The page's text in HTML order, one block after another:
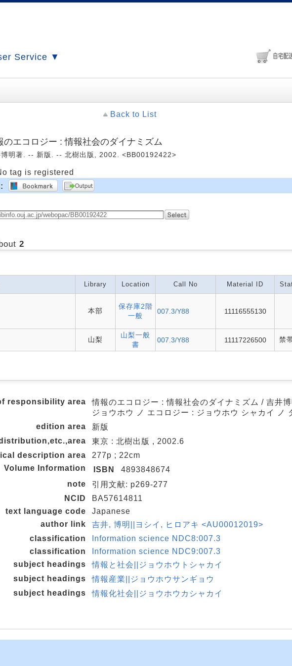
Service ▼
Back to List
のエコロジー : 情報社会のダイナミズム
博明著. -- 新版. -- 北樹出版, 2002. <BB00192422>
tag is registered
2
Library Location Call No Material ID
本部
保存庫2階
一般
007.3/Y88 11116555130
山梨
山梨一般
書
007.3/Y88 11117226500 禁
responsibility area
情報のエコロジー : 情報社会のダイナミズム / 吉井
ジョウホウ ノ エコロジー : ジョウホウ シャカイ ノ
edition area
新版
東京 : 北樹出版 , 2002.6
description area
277p ; 22cm
Volume Information
ISBN
4893848674
note
引用文献: p269-277
NCID
BA57614811
text language code
Japanese
author link
吉井, 博明||ヨシイ, ヒロアキ <AU00012019>
classification
Information science NDC8:007.3
classification
Information science NDC9:007.3
subject headings
情報と社会||ジョウホウトシャカイ
subject headings
情報産業||ジョウホウサンギョウ
subject headings
情報化社会||ジョウホウカシャカイ